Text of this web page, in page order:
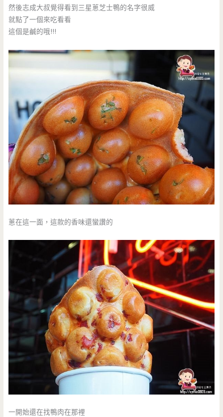
然後志成大叔覺得看到三星蔥芝士鴨的名字很威
就點了一個來吃看看
這個是鹹的哦!!!
蔥在這一面，這款的香味還蠻讚的
一開始還在找鴨肉在那裡